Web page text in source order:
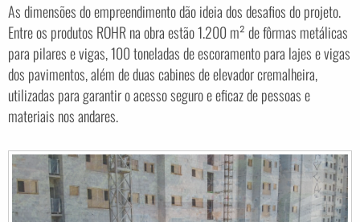
As dimensões do empreendimento dão ideia dos desafios do projeto.
Entre os produtos ROHR na obra estão 1.200 m² de fôrmas metálicas
para pilares e vigas, 100 toneladas de escoramento para lajes e vigas
dos pavimentos, além de duas cabines de elevador cremalheira,
utilizadas para garantir o acesso seguro e eficaz de pessoas e
materiais nos andares.